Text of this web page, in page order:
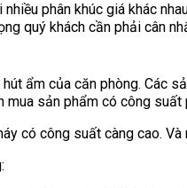
phân khúc giá khác
quý khách cần phải cân
ẩm của căn phòng. Các
sản phẩm có công suất
có công suất càng cao.